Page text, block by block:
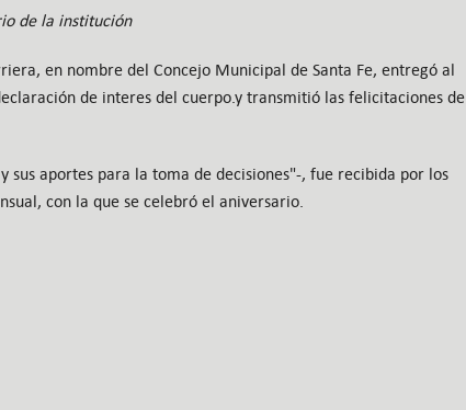
de la institución
en nombre del Concejo Municipal de Santa Fe, entregó al
de interes del cuerpo.y transmitió las felicitaciones de
sus aportes para la toma de decisiones"-, fue recibida por los
con la que se celebró el aniversario.